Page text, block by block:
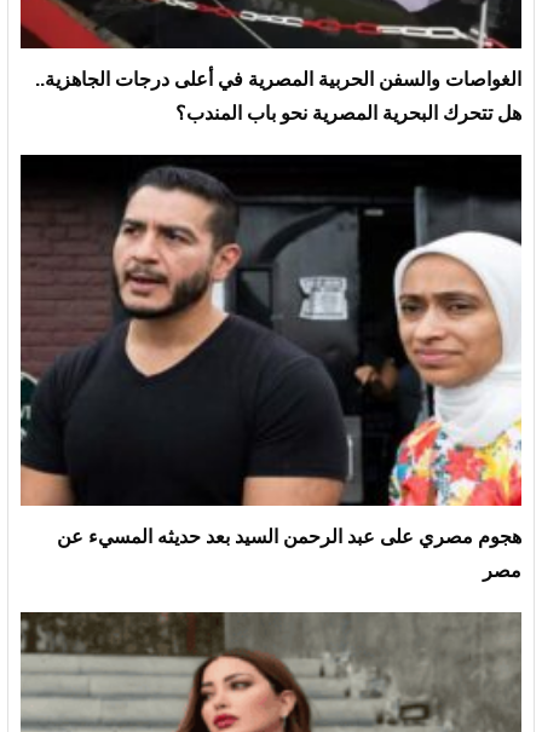
الغواصات والسفن الحربية المصرية في أعلى درجات الجاهزية..
هل تتحرك البحرية المصرية نحو باب المندب؟
هجوم مصري على عبد الرحمن السيد بعد حديثه المسيء عن
مصر